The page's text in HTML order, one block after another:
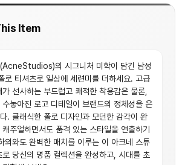
Item
(AcneStudios)의 시그니처 미학이 담긴 남성
로 티셔츠로 일상에 세련미를 더하세요. 고급
선사하는 부드럽고 쾌적한 착용감은 물론,
놓아진 로고 디테일이 브랜드의 정체성을 은
. 클래식한 폴로 디자인과 모던한 감각이 완
주얼하면서도 품격 있는 스타일을 연출하기
의와도 완벽한 매치를 이루는 이 아크네 스튜
로 당신의 명품 컬렉션을 완성하고, 시대를 초